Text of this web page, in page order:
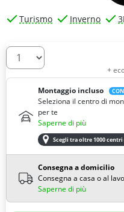
Turismo Inverno
Quantità
+
Montaggio incluso
Seleziona il centro di
per te
Saperne di più
Scegli tra oltre 1000
Consegna a domicilio
Consegna a casa o al
Saperne di più